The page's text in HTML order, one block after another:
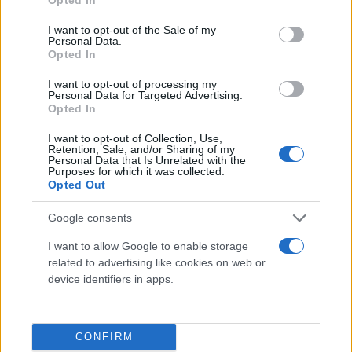
use your data for below specified purposes in below Google
consent section.
I want to opt-out of the Sale of my
Personal Data.
Opted In
I want to opt-out of processing my
Personal Data for Targeted Advertising.
Opted In
I want to opt-out of Collection, Use,
Retention, Sale, and/or Sharing of my
Personal Data that Is Unrelated with the
Purposes for which it was collected.
Opted Out
Google consents
I want to allow Google to enable storage
related to advertising like cookies on web or
device identifiers in apps.
CONFIRM
Η σεισμική δόνηση των 5,8 Ρίχτερ άφησε πίσω της
έναν νεκρό, 35 τραυματίες και ανυπολόγιστες
ζημιές, με τους κατοίκους να μετρούν τις πληγές
τουλάχιστον 45 μετασεισμοί.
Ο Ακης Τσελέντης, μιλώντας στο κεντρικό δελτίο
ειδήσεων του ΣΚΑΪ, τόνισε ότι τα 5,8 Ρίχτερ ήταν
και ο κύριος σεισμός. Εξέφρασε, δε, την ανησυχία
ότι η σεισμική ακολουθία θα συνεχιστεί.
Η κατάσταση των τραυματιών
που βρισκόταν μέσα στην εκκλησία που
κατέρρευσε, όπου ο άτυχος 65χρονος ανασύρθηκε